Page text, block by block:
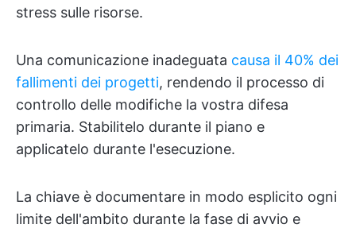
stress sulle risorse.
Una comunicazione inadeguata causa il 40% dei
fallimenti dei progetti, rendendo il processo di
controllo delle modifiche la vostra difesa
primaria. Stabilitelo durante il piano e
applicatelo durante l'esecuzione.
La chiave è documentare in modo esplicito ogni
limite dell'ambito durante la fase di avvio e